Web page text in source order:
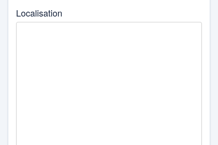
Localisation